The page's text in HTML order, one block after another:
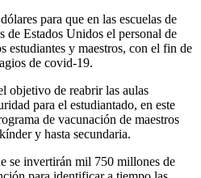
para que en las escuelas de
de Estados Unidos el personal de
estudiantes y maestros, con el fin de
de covid-19.
objetivo de reabrir las aulas
para el estudiantado, en este
de vacunación de maestros
y hasta secundaria.
se invertirán mil 750 millones de